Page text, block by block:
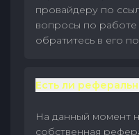
провайдеру по
вопросы по
обратитесь в его
Есть ли
На данный момент
собственная